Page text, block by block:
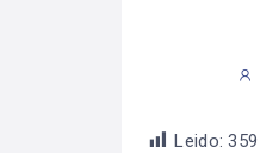
Leido: 359